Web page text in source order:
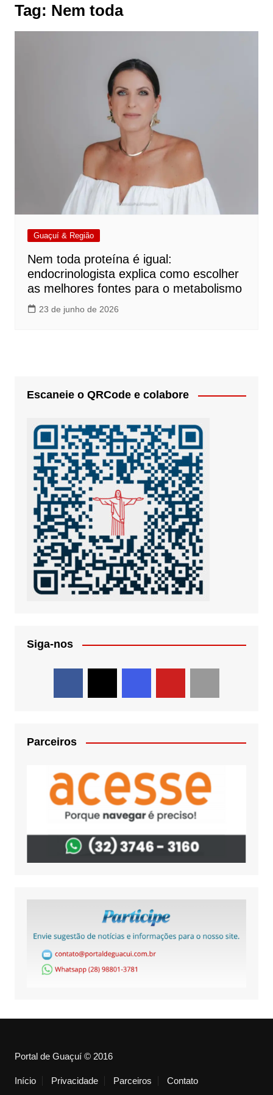
Tag: Nem toda
Guaçuí & Região
Nem toda proteína é igual:
endocrinologista explica como escolher
as melhores fontes para o metabolismo
23 de junho de 2026
Escaneie o QRCode e colabore
Siga-nos
Parceiros
Portal de Guaçuí © 2016
Início Privacidade Parceiros Contato